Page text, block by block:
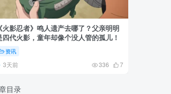
《火影忍者》鸣人遗产去哪了？父亲明明
四代火影，童年却像个没人管的孤儿！
资讯
3天前 336 7
目录